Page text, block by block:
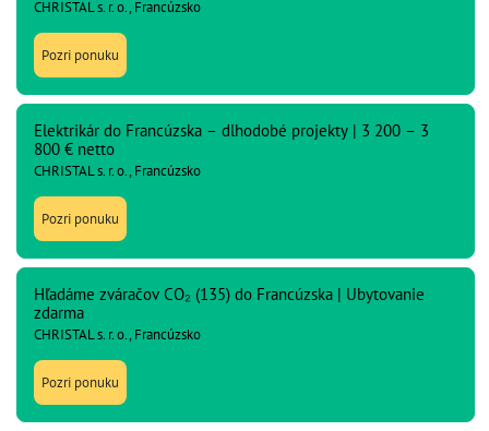
CHRISTAL s. r. o., Francúzsko
Pozri ponuku
Elektrikár do Francúzska – dlhodobé projekty | 3 200 – 3
800 € netto
CHRISTAL s. r. o., Francúzsko
Pozri ponuku
Hľadáme zváračov CO₂ (135) do Francúzska | Ubytovanie
zdarma
CHRISTAL s. r. o., Francúzsko
Pozri ponuku